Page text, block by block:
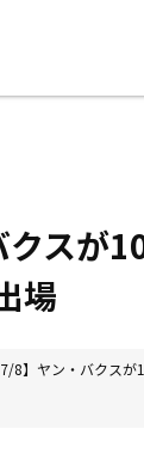
クスが
場
7/8】ヤン・バクス